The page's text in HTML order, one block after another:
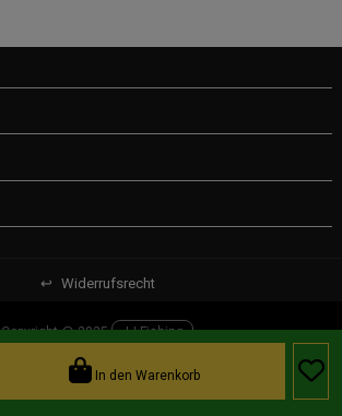
In den Warenkorb
↩ Widerrufsrecht
Copyright @ 2025 JJ-Fishing